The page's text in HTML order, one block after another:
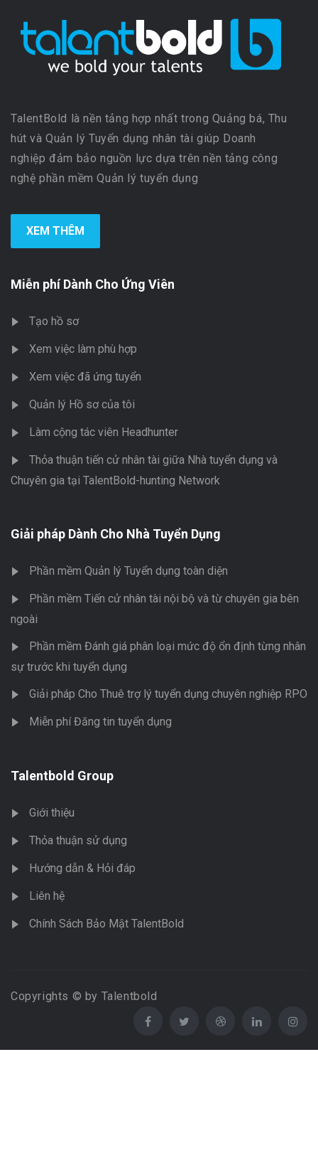
TalentBold là nền tảng hợp nhất trong Quảng bá, Thu
hút và Quản lý Tuyển dụng nhân tài giúp Doanh
nghiệp đảm bảo nguồn lực dựa trên nền tảng công
nghệ phần mềm Quản lý tuyển dụng
XEM THÊM
Miễn phí Dành Cho Ứng Viên
Tạo hồ sơ
Xem việc làm phù hợp
Xem việc đã ứng tuyển
Quản lý Hồ sơ của tôi
Làm cộng tác viên Headhunter
Thỏa thuận tiến cử nhân tài giữa Nhà tuyển dụng và
Chuyên gia tại TalentBold-hunting Network
Giải pháp Dành Cho Nhà Tuyển Dụng
Phần mềm Quản lý Tuyển dụng toàn diện
Phần mềm Tiến cử nhân tài nội bộ và từ chuyên gia bên
ngoài
Phần mềm Đánh giá phân loại mức độ ổn định từng nhân
sự trước khi tuyển dụng
Giải pháp Cho Thuê trợ lý tuyển dụng chuyên nghiệp RPO
Miễn phí Đăng tin tuyển dụng
Talentbold Group
Giới thiệu
Thỏa thuận sử dụng
Hướng dẫn & Hỏi đáp
Liên hệ
Chính Sách Bảo Mật TalentBold
Copyrights © by Talentbold